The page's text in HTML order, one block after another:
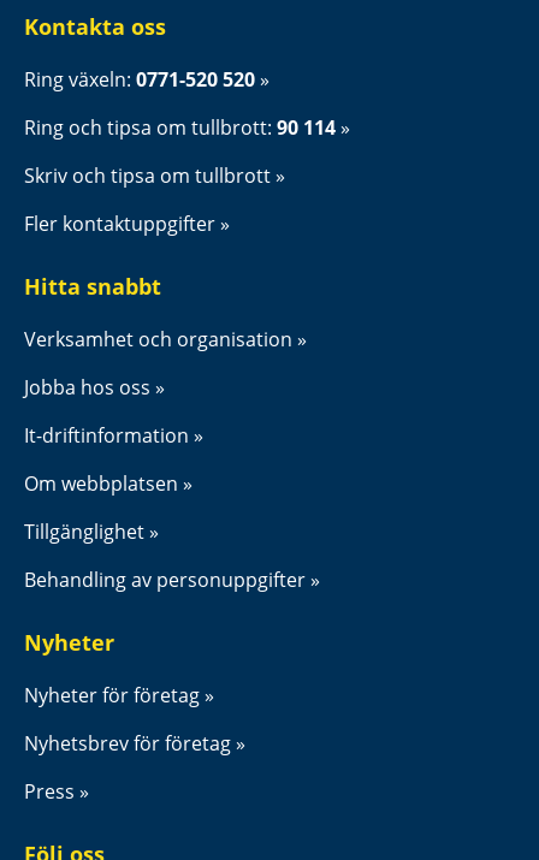
Kontakta oss
Ring växeln: 0771-520 520
Ring och tipsa om tullbrott: 90 114
Skriv och tipsa om tullbrott
Fler kontaktuppgifter
Hitta snabbt
Verksamhet och organisation
Jobba hos oss
It-driftinformation
Om webbplatsen
Tillgänglighet
Behandling av personuppgifter
Nyheter
Nyheter för företag
Nyhetsbrev för företag
Press